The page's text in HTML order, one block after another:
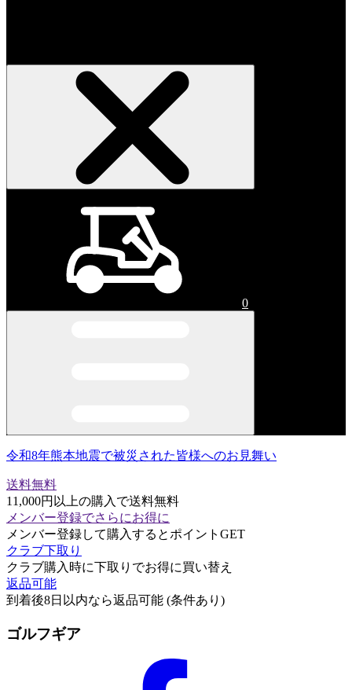
0
令和8年熊本地震で被災された皆様へのお見舞い
送料無料
11,000円以上の購入で送料無料
メンバー登録でさらにお得に
メンバー登録して購入するとポイントGET
クラブ下取り
クラブ購入時に下取りでお得に買い替え
返品可能
到着後8日以内なら返品可能 (条件あり)
ゴルフギア